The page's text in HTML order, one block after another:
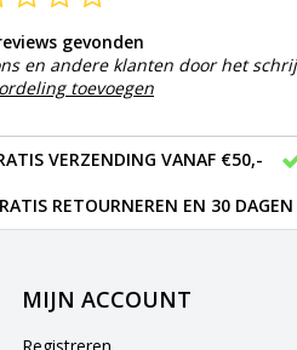
gevonden
en andere klanten door het
toevoegen
VERZENDING VANAF €50,-
RETOURNEREN EN 30
MIJN ACCOUNT
Registreren